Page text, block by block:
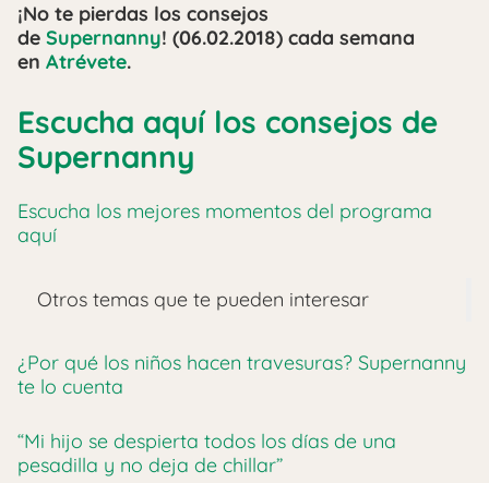
¡No te pierdas los consejos
de Supernanny! (06.02.2018) cada semana
en Atrévete.
Escucha aquí los consejos de
Supernanny
Escucha los mejores momentos del programa
aquí
Otros temas que te pueden interesar
¿Por qué los niños hacen travesuras? Supernanny
te lo cuenta
“Mi hijo se despierta todos los días de una
pesadilla y no deja de chillar”